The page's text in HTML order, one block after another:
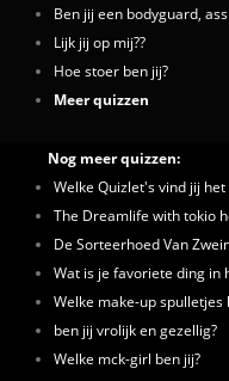
Ben jij een bodyguard,
Lijk jij op mij??
Hoe stoer ben jij?
Meer quizzen
Nog meer quizzen:
Welke Quizlet's vind jij
The Dreamlife with tokio
De Sorteerhoed Van
Wat is je favoriete ding in
Welke make-up spulletjes
ben jij vrolijk en gezellig?
Welke mck-girl ben jij?